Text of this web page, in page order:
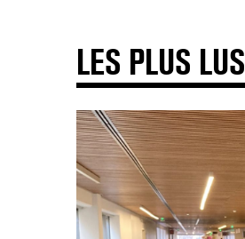
LES PLUS LUS